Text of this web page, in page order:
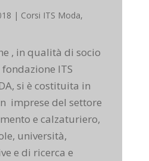
| Corsi ITS Moda,
, in qualità di socio
ITS
si è costituita in
imprese del settore
e calzaturiero,
università,
e di ricerca e